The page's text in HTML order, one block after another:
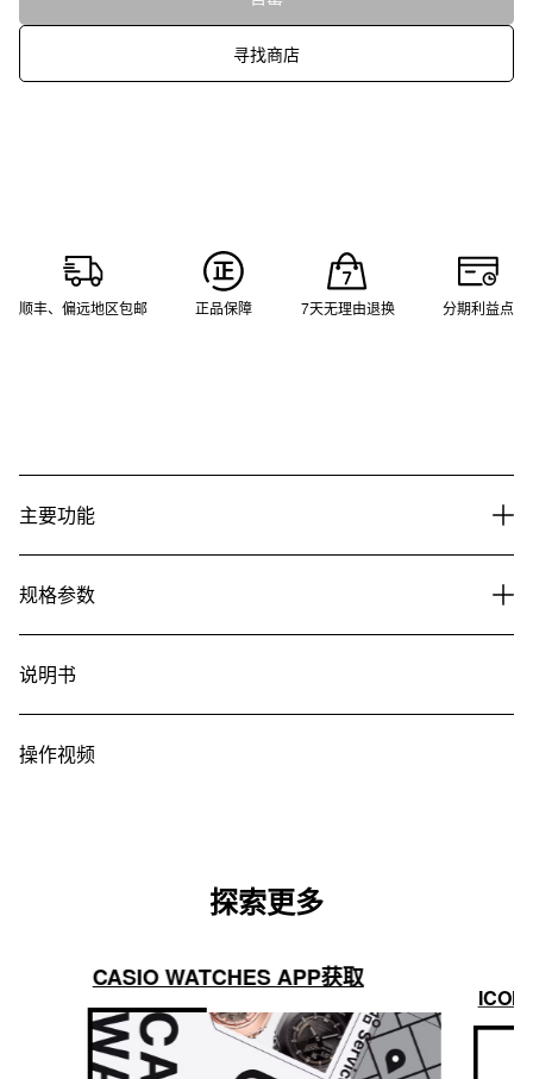
寻找商店
顺丰、偏远地区包邮 正品保障 7天无理由退换 分期利益点
主要功能
规格参数
说明书
操作视频
探索更多
CASIO WATCHES APP获取